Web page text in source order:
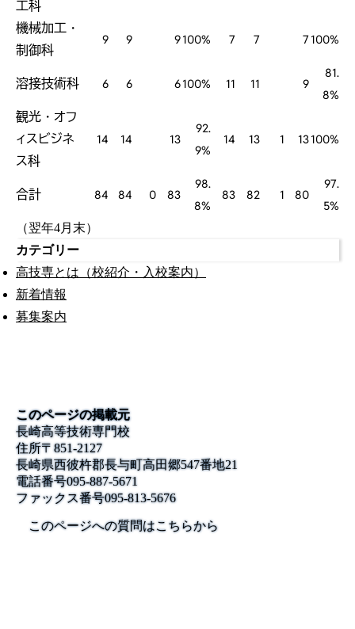
工科
機械加工・
制御科
9 9 9100% 7 7 7 100%
溶接技術科 6 6 6100% 11 11 9
81.
8%
観光・オフ
ィスビジネ
ス科
14 14 13
92.
9%
14 13 1 13100%
合計 84 84 0 83
98.
8%
83 82 1 80
97.
5%
（翌年4月末）
カテゴリー
高技専とは（校紹介・入校案内）
新着情報
募集案内
このページの掲載元
長崎高等技術専門校
住所〒851-2127
長崎県西彼杵郡長与町高田郷547番地21
電話番号095-887-5671
ファックス番号095-813-5676
このページへの質問はこちらから